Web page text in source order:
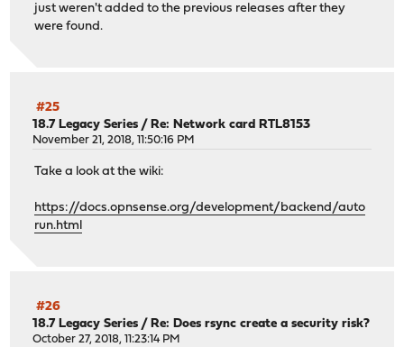
just weren't added to the previous releases after they
were found.
#25
18.7 Legacy Series /Re: Network card RTL8153
November 21, 2018, 11:50:16 PM
Take a look at the wiki:
https://docs.opnsense.org/development/backend/auto
run.html
#26
18.7 Legacy Series /Re: Does rsync create a security risk?
October 27, 2018, 11:23:14 PM